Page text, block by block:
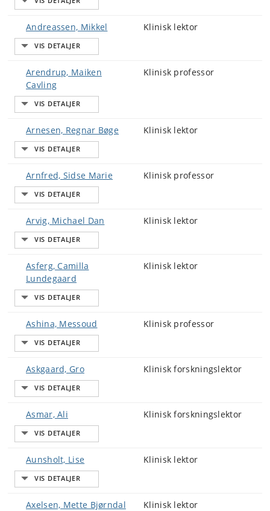
Andreassen, Mikkel Klinisk lektor
Arendrup, Maiken
Cavling
Klinisk professor
Arnesen, Regnar Bøge Klinisk lektor
Arnfred, Sidse Marie Klinisk professor
Arvig, Michael Dan Klinisk lektor
Asferg, Camilla
Lundegaard
Klinisk lektor
Ashina, Messoud Klinisk professor
Askgaard, Gro Klinisk forskningslektor
Asmar, Ali Klinisk forskningslektor
Aunsholt, Lise Klinisk lektor
Axelsen, Mette Bjørndal Klinisk lektor